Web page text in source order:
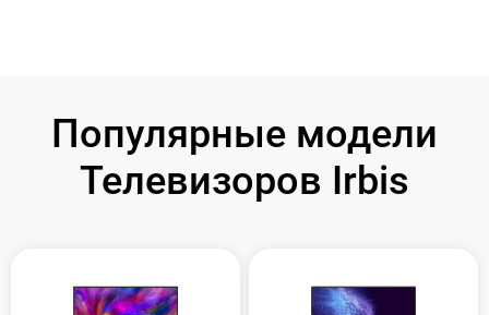
Популярные модели
Телевизоров Irbis